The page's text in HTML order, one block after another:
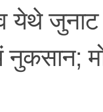
येथे जुनाट